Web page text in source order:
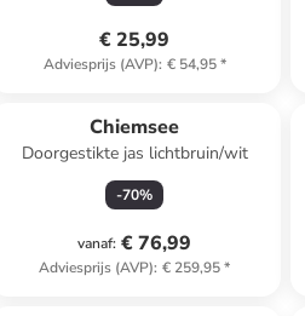
€ 25,99
Adviesprijs (AVP): € 54,95*
Chiemsee
Doorgestikte jas lichtbruin/wit
-70%
vanaf: € 76,99
Adviesprijs (AVP): € 259,95*